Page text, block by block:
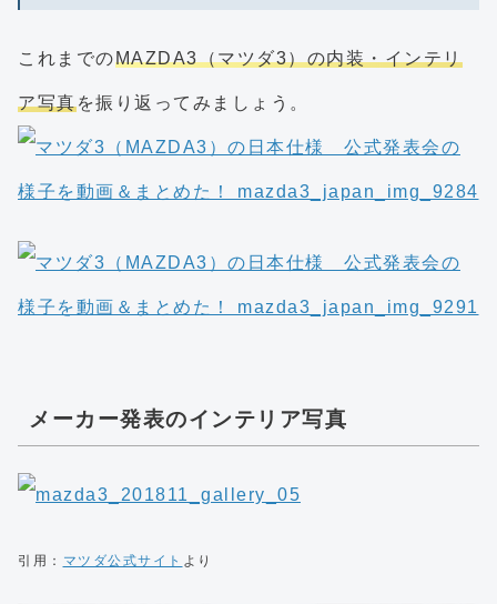
これまでのMAZDA3（マツダ3）の内装・インテリ
ア写真を振り返ってみましょう。
メーカー発表のインテリア写真
引用： マツダ公式サイト より